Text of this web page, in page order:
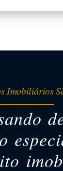
Imobiliários